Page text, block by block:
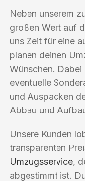
Neben unserem
großen Wert auf
uns Zeit für eine
planen deinen
Wünschen.
eventuelle
und Auspacken
Abbau und
Unsere Kunden
transparenten
Umzugsservice,
abgestimmt ist.